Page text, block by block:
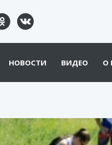
НОВОСТИ ВИДЕО О